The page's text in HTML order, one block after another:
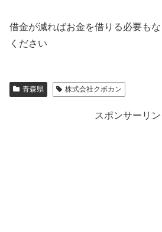
借金が減ればお金を借りる必要も
ください
青森県 株式会社クボカン
スポンサーリン